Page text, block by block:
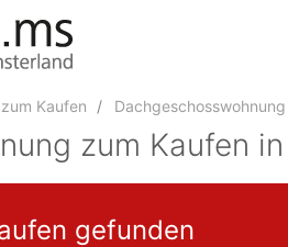
Kaufen
zum Kaufen
gefunden